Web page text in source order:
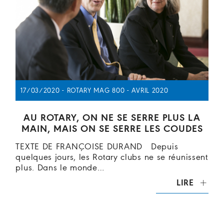
17/03/2020 - ROTARY MAG 800 - AVRIL 2020
AU ROTARY, ON NE SE SERRE PLUS LA
MAIN, MAIS ON SE SERRE LES COUDES
TEXTE DE FRANÇOISE DURAND Depuis
quelques jours, les Rotary clubs ne se réunissent
plus. Dans le monde…
LIRE